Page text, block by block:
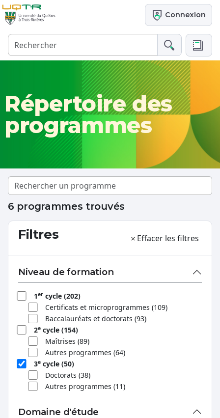
Connexion
Répertoire des
programmes
6 programmes trouvés
Filtres Effacer les filtres
Niveau de formation
1er cycle (202)
Certificats et microprogrammes (109)
Baccalauréats et doctorats (93)
2e cycle (154)
Maîtrises (89)
Autres programmes (64)
3e cycle (50)
Doctorats (38)
Autres programmes (11)
Domaine d'étude